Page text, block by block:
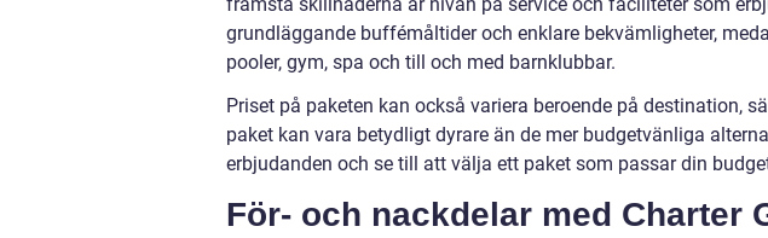
främsta skillnaderna är nivån på service och faciliteter som
grundläggande buffémåltider och enklare bekvämligheter,
pooler, gym, spa och till och med barnklubbar.
Priset på paketen kan också variera beroende på destination,
paket kan vara betydligt dyrare än de mer budgetvänliga
erbjudanden och se till att välja ett paket som passar din
För- och nackdelar med Charter